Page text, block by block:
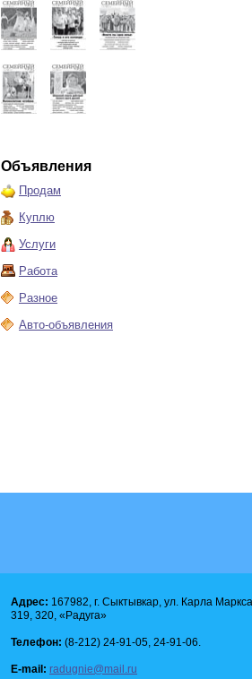
Объявления
Продам
Куплю
Услуги
Работа
Разное
Авто-объявления
Адрес: 167982, г. Сыктывкар, ул. Карла
319, 320, «Радуга»
Телефон: (8-212) 24-91-05, 24-91-06.
E-mail: radugnie@mail.ru